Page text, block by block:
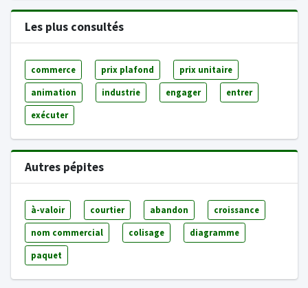
Les plus consultés
commerce prix plafond prix unitaire
animation industrie engager entrer
exécuter
Autres pépites
à-valoir courtier abandon croissance
nom commercial colisage diagramme
paquet